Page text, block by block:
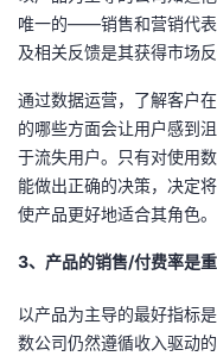
唯一的——销售和营销代表
及相关反馈是其获得市场反
通过数据运营，了解客户
的哪些方面会让用户感到
于流失用户。只有对使用
能做出正确的决策，决定
使产品更好地适合其角色。
3、产品的销售/付费率是
以产品为主导的最好指标
数公司仍然遵循收入驱动